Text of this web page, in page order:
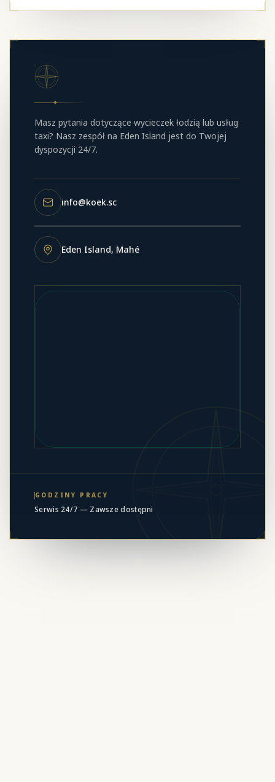
Masz pytania dotyczące wycieczek łodzią lub usług
taxi? Nasz zespół na Eden Island jest do Twojej
dyspozycji 24/7.
info@koek.sc
Eden Island, Mahé
GODZINY PRACY
Serwis 24/7 — Zawsze dostępni